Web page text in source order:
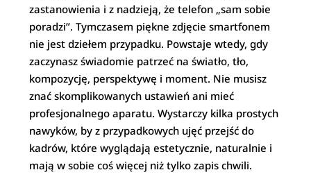
zastanowienia i z nadzieją, że telefon „sam sobie
poradzi”. Tymczasem piękne zdjęcie smartfonem
nie jest dziełem przypadku. Powstaje wtedy, gdy
zaczynasz świadomie patrzeć na światło, tło,
kompozycję, perspektywę i moment. Nie musisz
znać skomplikowanych ustawień ani mieć
profesjonalnego aparatu. Wystarczy kilka prostych
nawyków, by z przypadkowych ujęć przejść do
kadrów, które wyglądają estetycznie, naturalnie i
mają w sobie coś więcej niż tylko zapis chwili.